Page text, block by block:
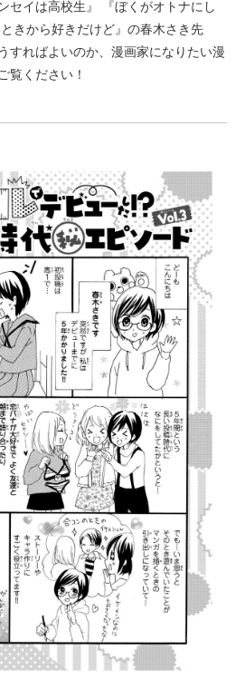
セイは高校生』 『ぼくがオトナにし
きから好きだけど』の春木さき先
すればよいのか、漫画家になりたい漫
覧ください！